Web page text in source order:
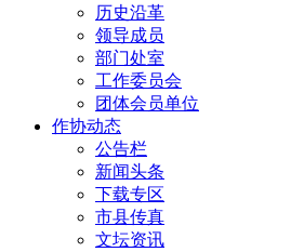
历史沿革
领导成员
部门处室
工作委员会
团体会员单位
作协动态
公告栏
新闻头条
下载专区
市县传真
文坛资讯